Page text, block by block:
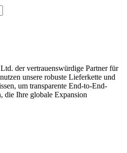
der vertrauenswürdige Partner für
unsere robuste Lieferkette und
um transparente End-to-End-
die Ihre globale Expansion